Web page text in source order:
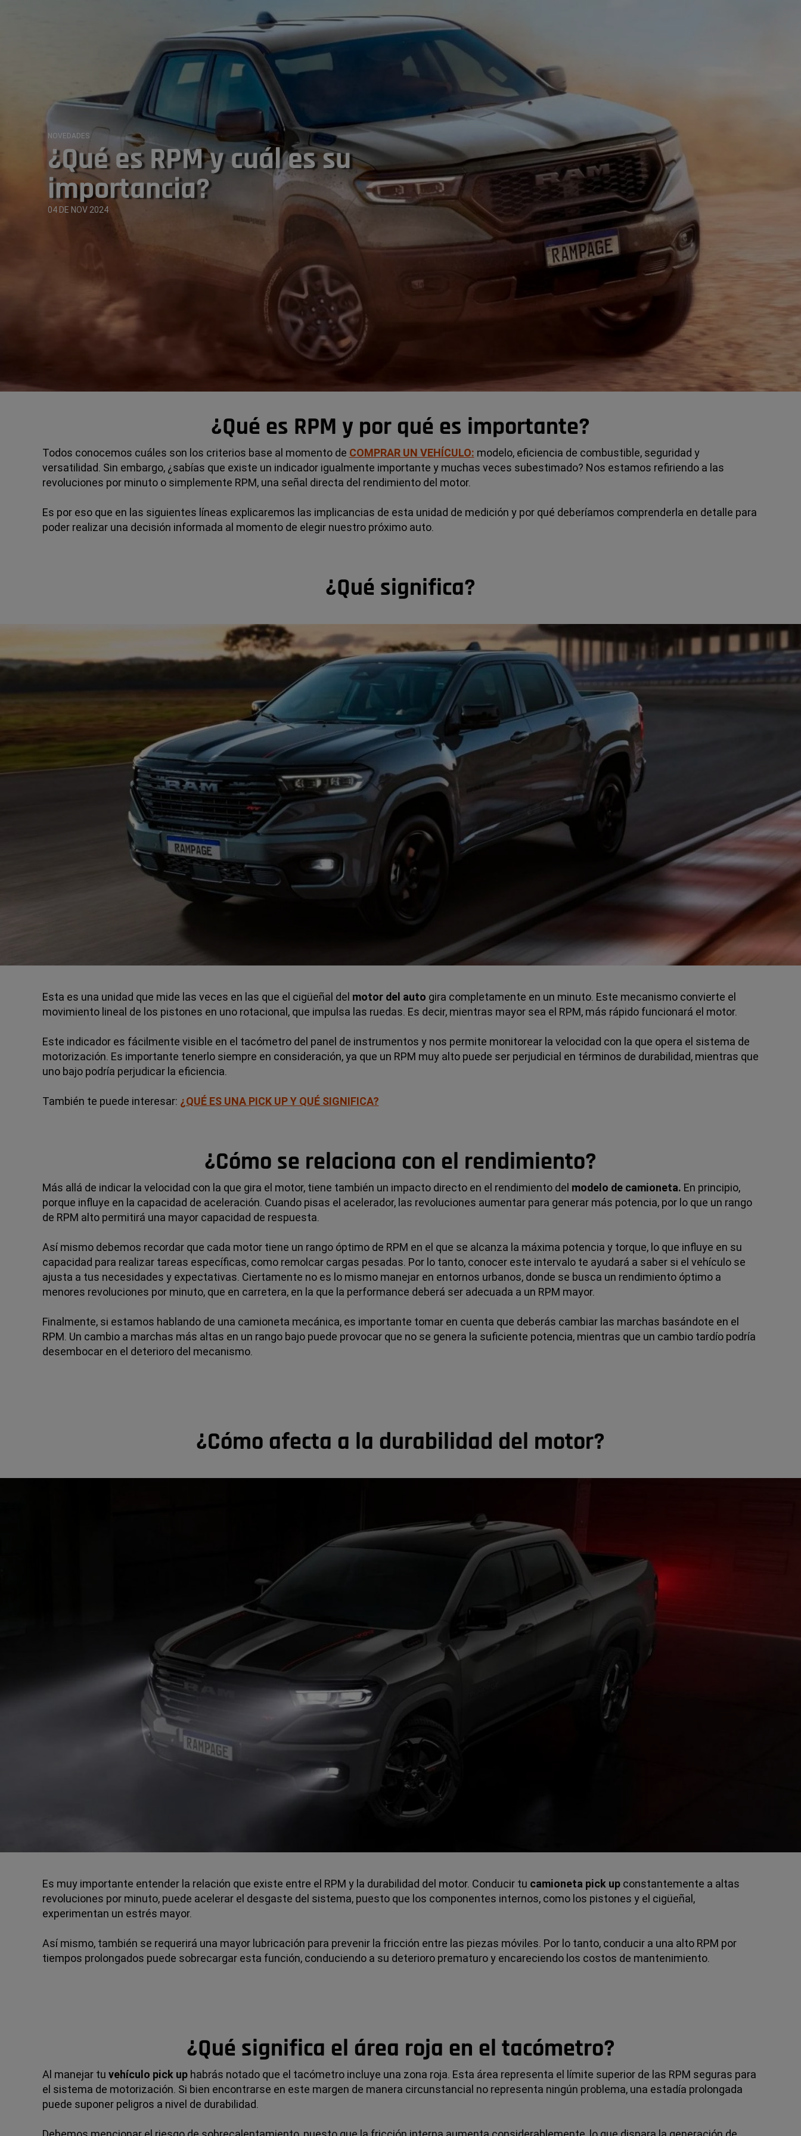
NOVEDADES
¿Qué es RPM y cuál es su
importancia?
04 DE NOV 2024
¿Qué es RPM y por qué es importante?
Todos conocemos cuáles son los criterios base al momento de COMPRAR UN VEHÍCULO: modelo, eficiencia de combustible, seguridad y
versatilidad. Sin embargo, ¿sabías que existe un indicador igualmente importante y muchas veces subestimado? Nos estamos refiriendo a las
revoluciones por minuto o simplemente RPM, una señal directa del rendimiento del motor.
Es por eso que en las siguientes líneas explicaremos las implicancias de esta unidad de medición y por qué deberíamos comprenderla en detalle para
poder realizar una decisión informada al momento de elegir nuestro próximo auto.
¿Qué significa?
Esta es una unidad que mide las veces en las que el cigüeñal del motor del auto gira completamente en un minuto. Este mecanismo convierte el
movimiento lineal de los pistones en uno rotacional, que impulsa las ruedas. Es decir, mientras mayor sea el RPM, más rápido funcionará el motor.
Este indicador es fácilmente visible en el tacómetro del panel de instrumentos y nos permite monitorear la velocidad con la que opera el sistema de
motorización. Es importante tenerlo siempre en consideración, ya que un RPM muy alto puede ser perjudicial en términos de durabilidad, mientras que
uno bajo podría perjudicar la eficiencia.
También te puede interesar: ¿QUÉ ES UNA PICK UP Y QUÉ SIGNIFICA?
¿Cómo se relaciona con el rendimiento?
Más allá de indicar la velocidad con la que gira el motor, tiene también un impacto directo en el rendimiento del modelo de camioneta. En principio,
porque influye en la capacidad de aceleración. Cuando pisas el acelerador, las revoluciones aumentar para generar más potencia, por lo que un rango
de RPM alto permitirá una mayor capacidad de respuesta.
Así mismo debemos recordar que cada motor tiene un rango óptimo de RPM en el que se alcanza la máxima potencia y torque, lo que influye en su
capacidad para realizar tareas específicas, como remolcar cargas pesadas. Por lo tanto, conocer este intervalo te ayudará a saber si el vehículo se
ajusta a tus necesidades y expectativas. Ciertamente no es lo mismo manejar en entornos urbanos, donde se busca un rendimiento óptimo a
menores revoluciones por minuto, que en carretera, en la que la performance deberá ser adecuada a un RPM mayor.
Finalmente, si estamos hablando de una camioneta mecánica, es importante tomar en cuenta que deberás cambiar las marchas basándote en el
RPM. Un cambio a marchas más altas en un rango bajo puede provocar que no se genera la suficiente potencia, mientras que un cambio tardío podría
desembocar en el deterioro del mecanismo.
¿Cómo afecta a la durabilidad del motor?
Es muy importante entender la relación que existe entre el RPM y la durabilidad del motor. Conducir tu camioneta pick upconstantemente a altas
revoluciones por minuto, puede acelerar el desgaste del sistema, puesto que los componentes internos, como los pistones y el cigüeñal,
experimentan un estrés mayor.
Así mismo, también se requerirá una mayor lubricación para prevenir la fricción entre las piezas móviles. Por lo tanto, conducir a una alto RPM por
tiempos prolongados puede sobrecargar esta función, conduciendo a su deterioro prematuro y encareciendo los costos de mantenimiento.
¿Qué significa el área roja en el tacómetro?
Al manejar tu vehículo pick uphabrás notado que el tacómetro incluye una zona roja. Esta área representa el límite superior de las RPM seguras para
el sistema de motorización. Si bien encontrarse en este margen de manera circunstancial no representa ningún problema, una estadía prolongada
puede suponer peligros a nivel de durabilidad.